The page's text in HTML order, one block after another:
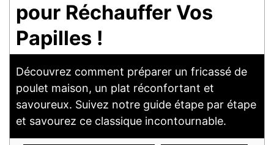
pour Réchauffer Vos
Papilles !
Découvrez comment préparer un fricassé de
poulet maison, un plat réconfortant et
savoureux. Suivez notre guide étape par étape
et savourez ce classique incontournable.